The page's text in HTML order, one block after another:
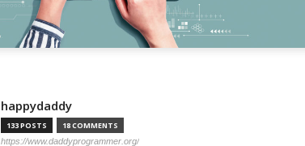
happydaddy
133 POSTS 18 COMMENTS
https://www.daddyprogrammer.org/